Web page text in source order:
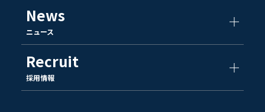
News
ニュース
Recruit
採用情報